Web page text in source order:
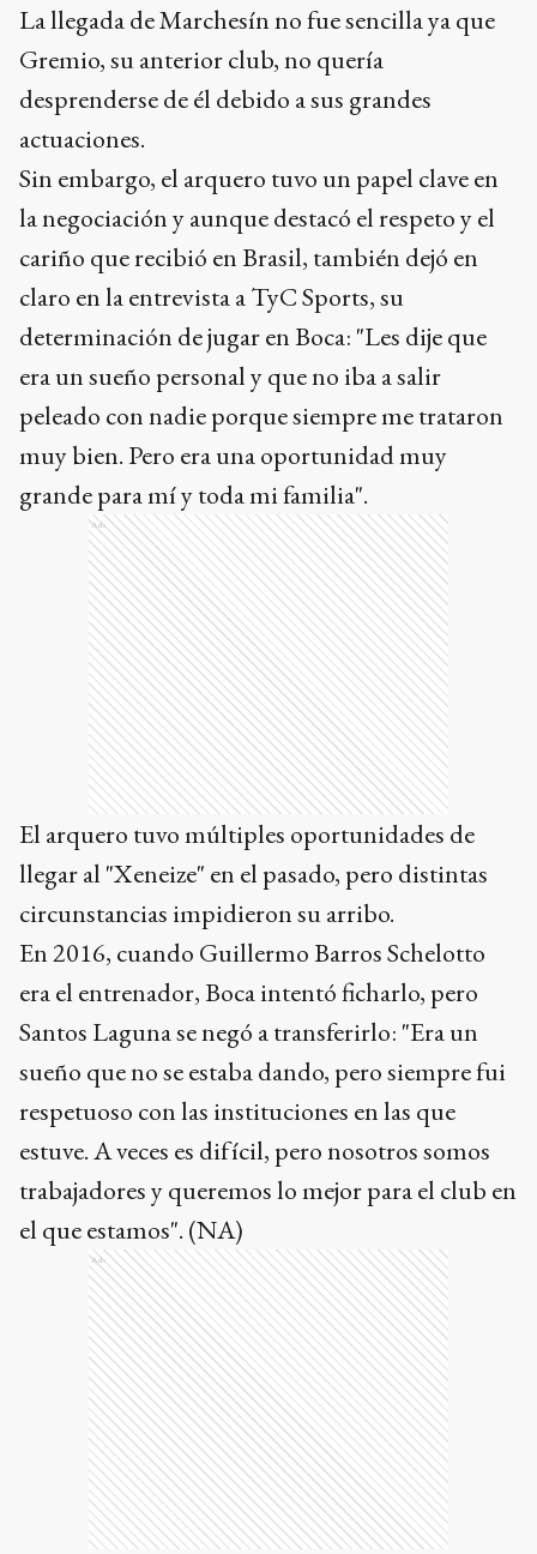
La llegada de Marchesín no fue sencilla ya que
Gremio, su anterior club, no quería
desprenderse de él debido a sus grandes
actuaciones.
Sin embargo, el arquero tuvo un papel clave en
la negociación y aunque destacó el respeto y el
cariño que recibió en Brasil, también dejó en
claro en la entrevista a TyC Sports, su
determinación de jugar en Boca: "Les dije que
era un sueño personal y que no iba a salir
peleado con nadie porque siempre me trataron
muy bien. Pero era una oportunidad muy
grande para mí y toda mi familia".
Ads
El arquero tuvo múltiples oportunidades de
llegar al "Xeneize" en el pasado, pero distintas
circunstancias impidieron su arribo.
En 2016, cuando Guillermo Barros Schelotto
era el entrenador, Boca intentó ficharlo, pero
Santos Laguna se negó a transferirlo: "Era un
sueño que no se estaba dando, pero siempre fui
respetuoso con las instituciones en las que
estuve. A veces es difícil, pero nosotros somos
trabajadores y queremos lo mejor para el club en
el que estamos". (NA)
Ads